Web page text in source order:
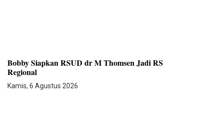
Bobby Siapkan RSUD dr M Thomsen Jadi RS
Regional
Kamis, 6 Agustus 2026